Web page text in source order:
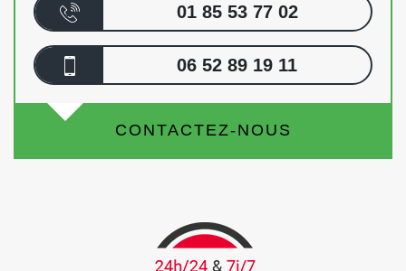
01 85 53 77 02
06 52 89 19 11
CONTACTEZ-NOUS